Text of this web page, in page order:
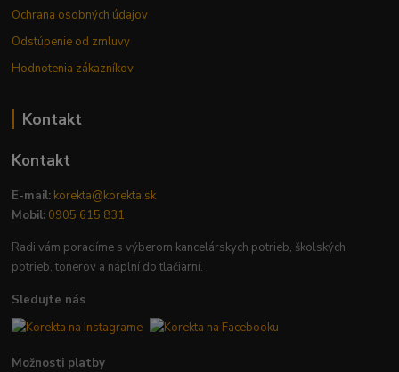
Ochrana osobných údajov
Odstúpenie od zmluvy
Hodnotenia zákazníkov
Kontakt
Kontakt
E-mail: korekta@korekta.sk
Mobil: 0905 615 831
Radi vám poradíme s výberom kancelárskych potrieb, školských
potrieb, tonerov a náplní do tlačiarní.
Sledujte nás
Možnosti platby